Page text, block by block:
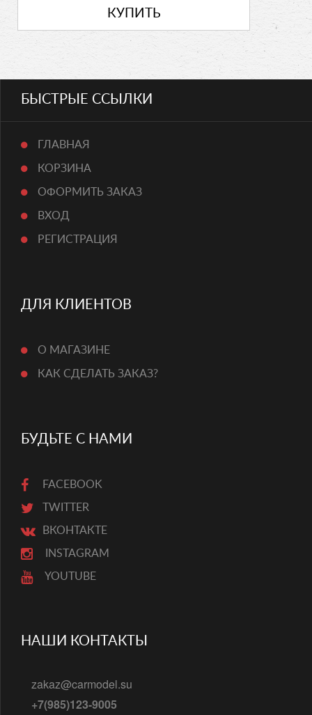
БЫСТРЫЕ ССЫЛКИ
ГЛАВНАЯ
КОРЗИНА
ОФОРМИТЬ ЗАКАЗ
ВХОД
РЕГИСТРАЦИЯ
ДЛЯ КЛИЕНТОВ
О МАГАЗИНЕ
КАК СДЕЛАТЬ ЗАКАЗ?
БУДЬТЕ С НАМИ
FACEBOOK
TWITTER
ВКОНТАКТЕ
INSTAGRAM
YOUTUBE
НАШИ КОНТАКТЫ
zakaz@carmodel.su
+7(985)123-9005